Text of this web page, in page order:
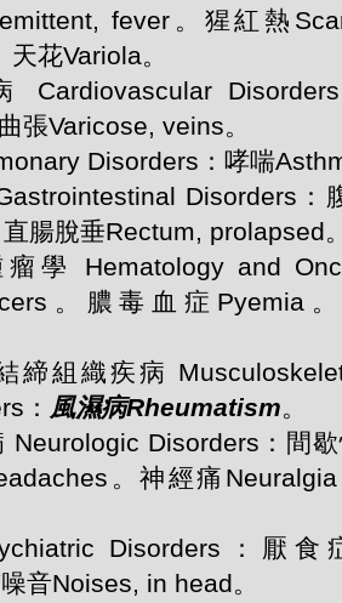
fever。猩紅熱
花Variola。
張Varicose, veins。
Disorders：哮喘
Disorders：
腸脫垂Rectum, prolapsed
學 Hematology and
。膿毒血症Pyemia
締組織疾病
： 風濕病Rheumatism。
Neurologic Disorders：間
。神經痛
Disorders：厭食
音Noises, in head。